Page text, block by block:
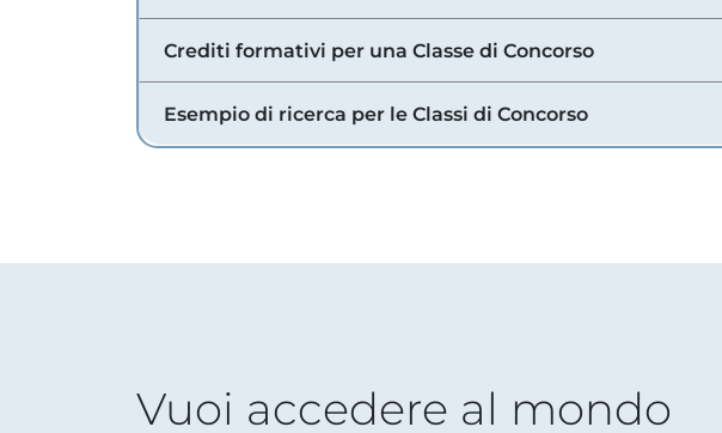
Crediti formativi per una Classe di Concorso
Esempio di ricerca per le Classi di Concorso
Vuoi accedere al mondo